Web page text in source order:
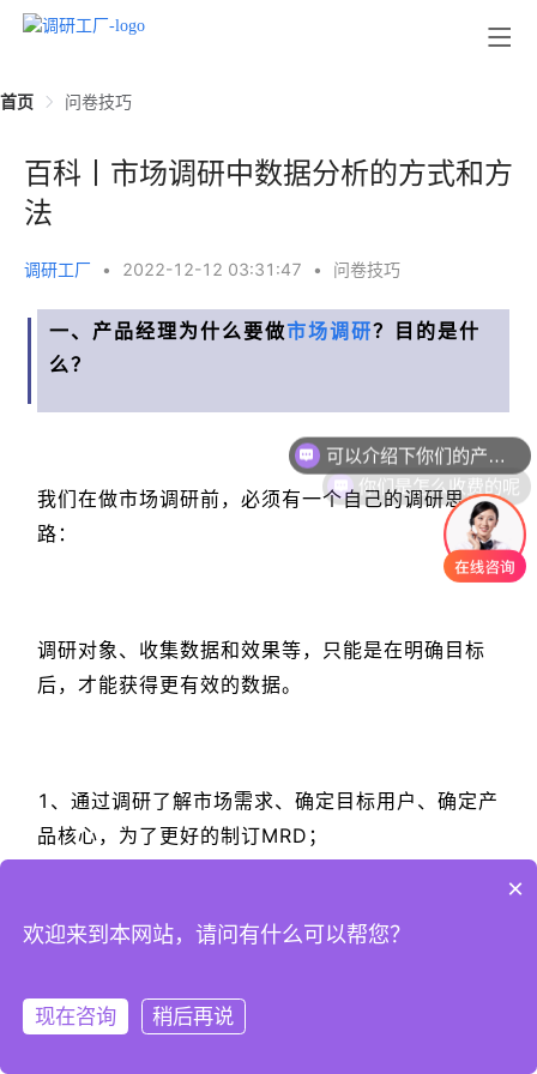
首页 问卷技巧
百科丨市场调研中数据分析的方式和方
法
调研工厂 • 2022-12-12 03:31:47 • 问卷技巧
一、产品经理为什么要做市场调研？目的是什
么？
我们在做市场调研前，必须有一个自己的调研思
路：
调研对象、收集数据和效果等，只能是在明确目标
后，才能获得更有效的数据。
1、通过调研了解市场需求、确定目标用户、确定产
品核心，为了更好的制订MRD；
2、为领导在会议上的言论提供论据；
注册
你们是怎么收费的呢
×
欢迎来到本网站，请问有什么可以帮您？
现在咨询 稍后再说